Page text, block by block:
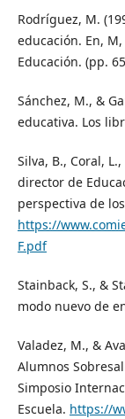
Rodríguez, M.
educación. En,
Educación. (pp.
Sánchez, M., &
educativa. Los
Silva, B., Coral,
director de
perspectiva de
https://
F.pdf
Stainback, S., &
modo nuevo de
Valadez, M., &
Alumnos
Simposio
Escuela. https://